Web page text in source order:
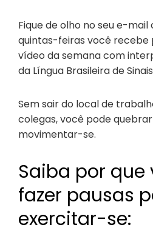
Fique de olho no seu e-
quintas-feiras você recebe
vídeo da semana com
da Língua Brasileira de
Sem sair do local de
colegas, você pode
movimentar-se.
Saiba por que
fazer pausas
exercitar-se: